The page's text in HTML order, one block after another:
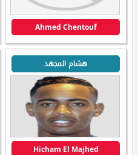
Ahmed Chentouf
هشام المجهد
Hicham El Majhed